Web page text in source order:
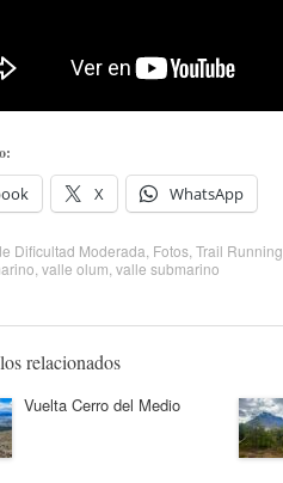
X WhatsApp
Dificultad Moderada Fotos Trail Running
valle olum valle submarino
relacionados
Vuelta Cerro del Medio